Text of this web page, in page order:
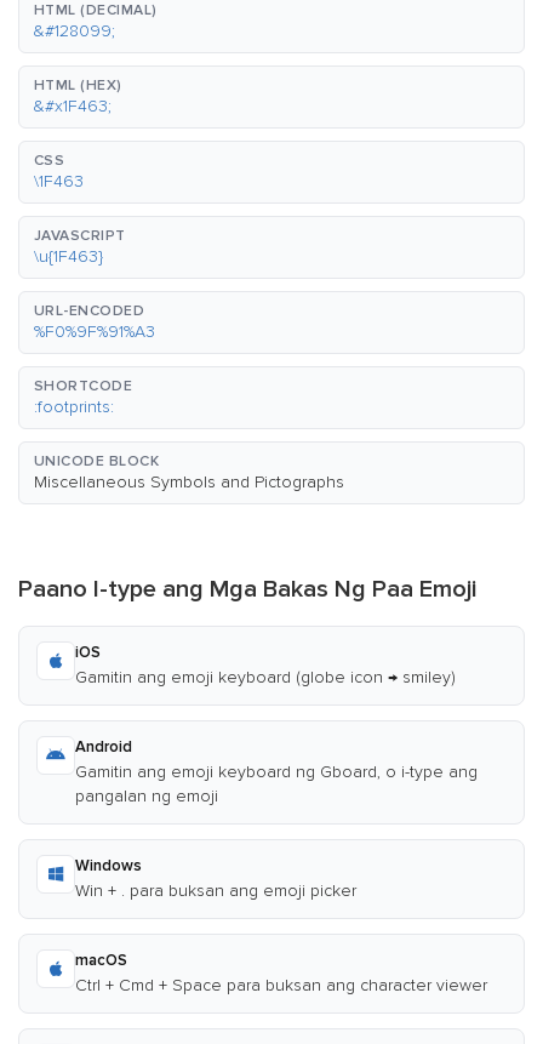
HTML (DECIMAL)
&#128099;
HTML (HEX)
&#x1F463;
CSS
\1F463
JAVASCRIPT
\u{1F463}
URL-ENCODED
%F0%9F%91%A3
SHORTCODE
:footprints:
UNICODE BLOCK
Miscellaneous Symbols and Pictographs
Paano I-type ang Mga Bakas Ng Paa Emoji
iOS
Gamitin ang emoji keyboard (globe icon → smiley)
Android
Gamitin ang emoji keyboard ng Gboard, o i-type ang
pangalan ng emoji
Windows
Win + . para buksan ang emoji picker
macOS
Ctrl + Cmd + Space para buksan ang character viewer